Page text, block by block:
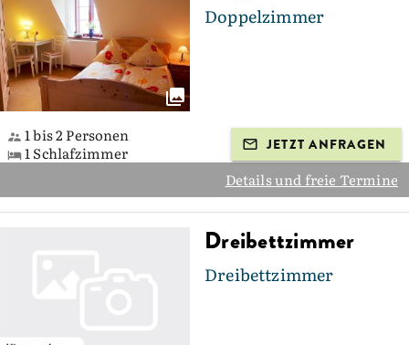
Doppelzimmer
1 bis 2 Personen
1 Schlafzimmer
JETZT ANFRAGEN
Details und freie Termine
Dreibettzimmer
Dreibettzimmer